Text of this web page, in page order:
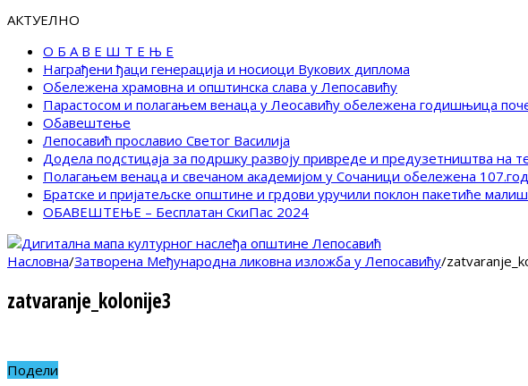
АКТУЕЛНО
О Б А В Е Ш Т Е Њ Е
Награђени ђаци генерација и носиоци Вукових диплома
Обележена храмовна и општинска слава у Лепосавићу
Парастосом и полагањем венаца у Леосавићу обележена годишњица
Обавештење
Лепосавић прославио Светог Василија
Додела подстицаја за подршку развоју привреде и предузетништва на
Полагањем венаца и свечаном академијом у Сочаници обележена
Братске и пријатељске општине и грдови уручили поклон пакетиће
ОБАВЕШТЕЊЕ – Бесплатан СкиПас 2024
Насловна/Затворена Међународна ликовна изложба у Лепосавићу/
zatvaranje_kolonije3
Подели